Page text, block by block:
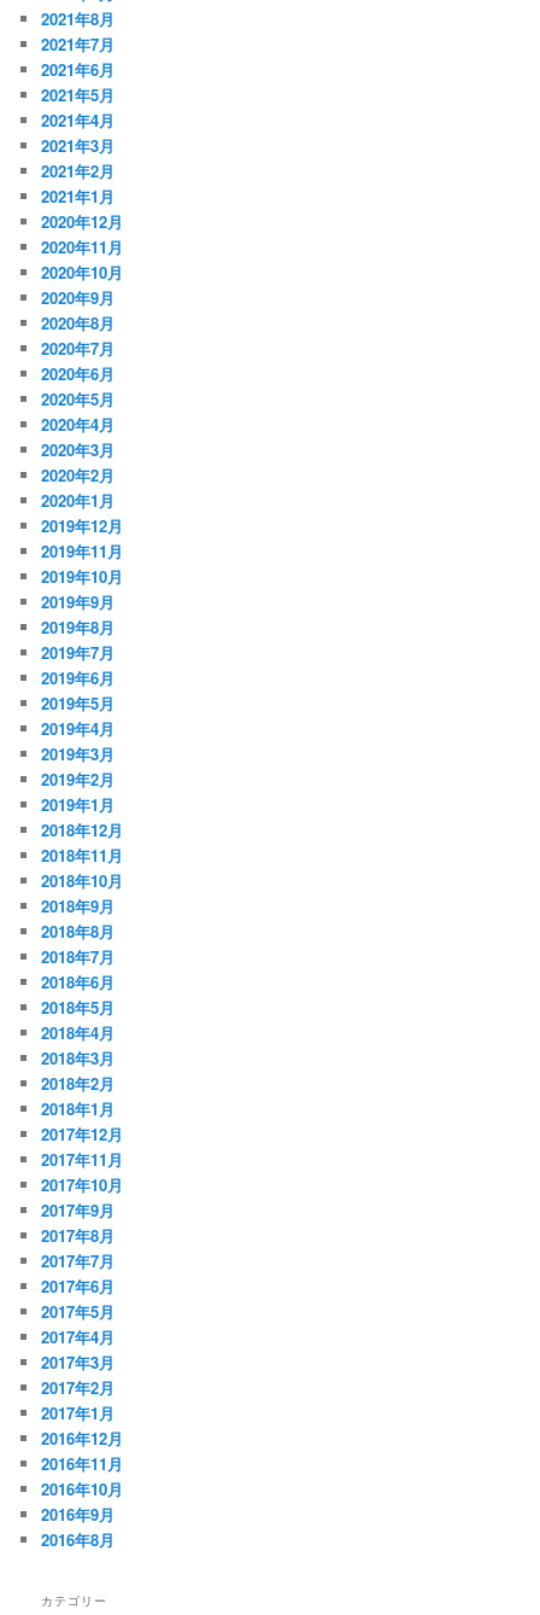
2021年8月
2021年7月
2021年6月
2021年5月
2021年4月
2021年3月
2021年2月
2021年1月
2020年12月
2020年11月
2020年10月
2020年9月
2020年8月
2020年7月
2020年6月
2020年5月
2020年4月
2020年3月
2020年2月
2020年1月
2019年12月
2019年11月
2019年10月
2019年9月
2019年8月
2019年7月
2019年6月
2019年5月
2019年4月
2019年3月
2019年2月
2019年1月
2018年12月
2018年11月
2018年10月
2018年9月
2018年8月
2018年7月
2018年6月
2018年5月
2018年4月
2018年3月
2018年2月
2018年1月
2017年12月
2017年11月
2017年10月
2017年9月
2017年8月
2017年7月
2017年6月
2017年5月
2017年4月
2017年3月
2017年2月
2017年1月
2016年12月
2016年11月
2016年10月
2016年9月
2016年8月
カテゴリー